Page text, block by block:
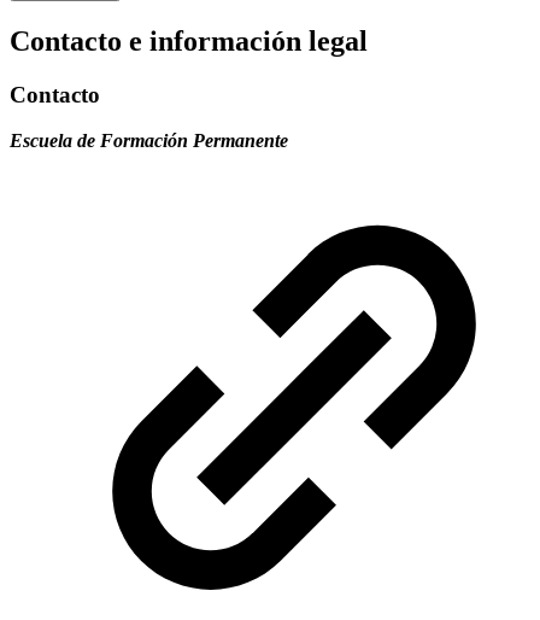
Contacto e información legal
Contacto
Escuela de Formación Permanente